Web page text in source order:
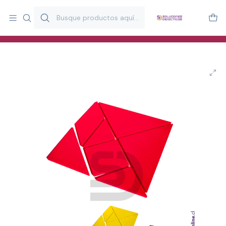
y estimulación infantil en Chile.
Especialistas en recursos educativos para aulas, terapeutas y